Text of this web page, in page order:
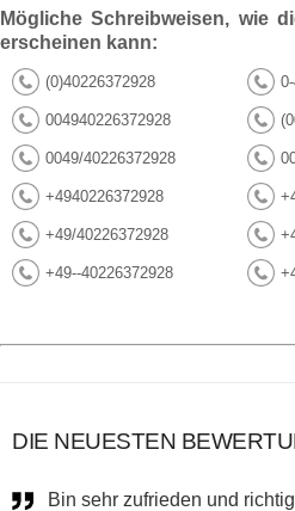
Mögliche Schreibweisen, wie
erscheinen kann:
(0)40226372928
004940226372928
0049/40226372928
+4940226372928
+49/40226372928
+49--40226372928
DIE NEUESTEN
Bin sehr zufrieden und richtig froh das der Rückruf so